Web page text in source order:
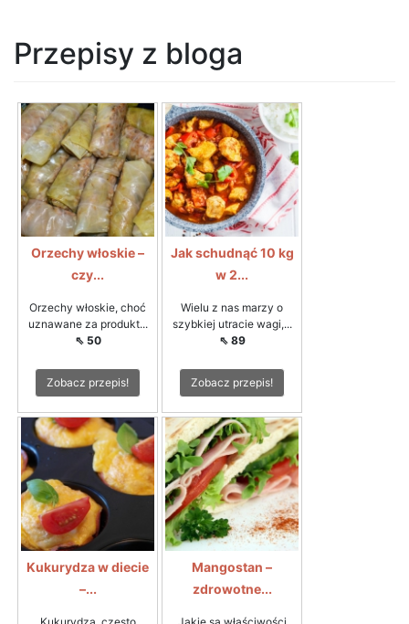
Przepisy z bloga
Orzechy włoskie –
czy...
Orzechy włoskie, choć
uznawane za produkt...
⇖ 50
Zobacz przepis!
Jak schudnąć 10 kg
w 2...
Wielu z nas marzy o
szybkiej utracie wagi,...
⇖ 89
Zobacz przepis!
Kukurydza w diecie
–...
Kukurydza, często
Mangostan –
zdrowotne...
Jakie są właściwości